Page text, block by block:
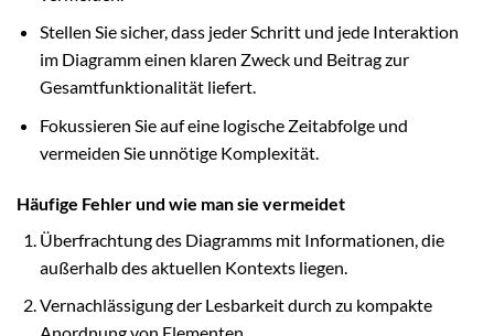
Stellen Sie sicher, dass jeder Schritt und jede Interaktion
im Diagramm einen klaren Zweck und Beitrag zur
Gesamtfunktionalität liefert.
Fokussieren Sie auf eine logische Zeitabfolge und
vermeiden Sie unnötige Komplexität.
Häufige Fehler und wie man sie vermeidet
Überfrachtung des Diagramms mit Informationen, die
außerhalb des aktuellen Kontexts liegen.
Vernachlässigung der Lesbarkeit durch zu kompakte